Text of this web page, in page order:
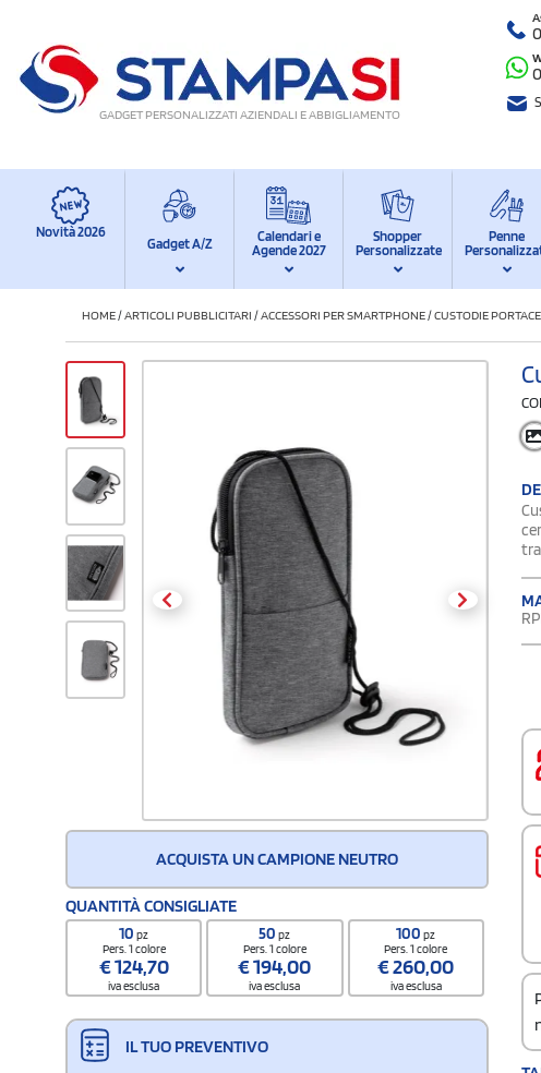
GADGET PERSONALIZZATI AZIENDALI E ABBIGLIAMENTO
Novità 2026
Gadget A/Z
Calendari e
Agende 2027
Shopper
Personalizzate
Penne
HOME/ARTICOLI PUBBLICITARI /ACCESSORI PER SMARTPHONE/CUSTODIE
ACQUISTA UN CAMPIONE NEUTRO
QUANTITÀ CONSIGLIATE
10pz
Pers. 1 colore
€124,70
iva esclusa
50pz
Pers. 1 colore
€194,00
iva esclusa
100pz
Pers. 1 colore
€260,00
iva esclusa
IL TUO PREVENTIVO